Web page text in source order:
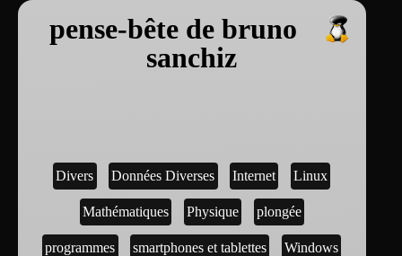
pense-bête de bruno
sanchiz
Divers Données Diverses Internet Linux
Mathématiques Physique plongée
programmes smartphones et tablettes Windows